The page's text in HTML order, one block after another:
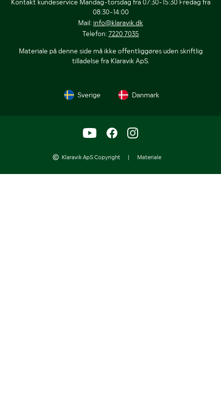
Kontakt kundeservice Mandag-torsdag fra 07:30-15:30 Fredag fra
08:30-14:00
Mail: info@klaravik.dk
Telefon: 7220 7035
Materiale på denne side må ikke offentliggøres uden skriftlig
tilladelse fra Klaravik ApS.
Sverige Danmark
Klaravik ApS Copyright | Materiale